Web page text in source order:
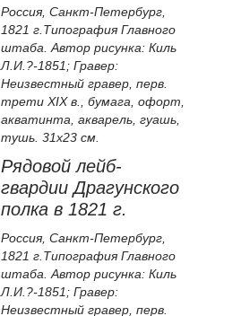
Россия, Санкт-Петербург,
1821 г.Типография Главного
штаба. Автор рисунка: Киль
Л.И.?-1851; Гравер:
Неизвестный гравер, перв.
трети XIX в., бумага, офорт,
акватинта, акварель, гуашь,
тушь. 31х23 см.
Рядовой лейб-
гвардии Драгунского
полка в 1821 г.
Россия, Санкт-Петербург,
1821 г.Типография Главного
штаба. Автор рисунка: Киль
Л.И.?-1851; Гравер:
Неизвестный гравер, перв.